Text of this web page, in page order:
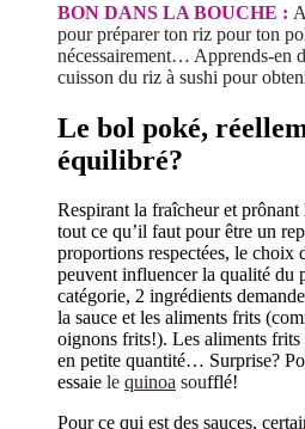
BON DANS LA BOUCHE :
pour préparer ton riz pour ton
nécessairement… Apprends-en
cuisson du riz à sushi pour
Le bol poké,
équilibré?
Respirant la fraîcheur et
tout ce qu’il faut pour être un
proportions respectées, le choix
peuvent influencer la qualité du
catégorie, 2 ingrédients
la sauce et les aliments frits
oignons frits!). Les aliments
en petite quantité… Surprise?
essaie le quinoa soufflé!
Pour ce qui est des sauces,